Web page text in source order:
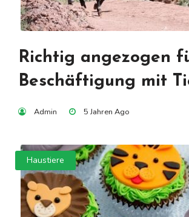
Richtig angezogen
Beschäftigung mit
Admin 5 Jahren Ago
Haustiere